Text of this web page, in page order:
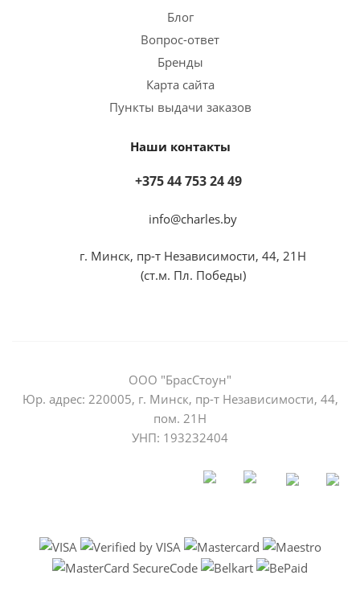
Блог
Вопрос-ответ
Бренды
Карта сайта
Пункты выдачи заказов
Наши контакты
+375 44 753 24 49
info@charles.by
г. Минск, пр-т Независимости, 44, 21Н
(ст.м. Пл. Победы)
ООО "БрасСтоун"
Юр. адрес: 220005, г. Минск, пр-т Независимости, 44,
пом. 21Н
УНП: 193232404